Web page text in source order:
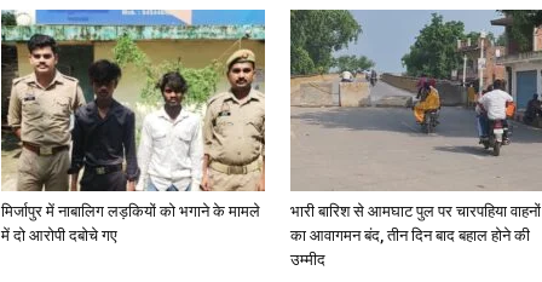
मिर्जापुर में नाबालिग लड़कियों को भगाने के मामले
में दो आरोपी दबोचे गए
भारी बारिश से आमघाट पुल पर चारपहिया वाहनों
का आवागमन बंद, तीन दिन बाद बहाल होने की
उम्मीद